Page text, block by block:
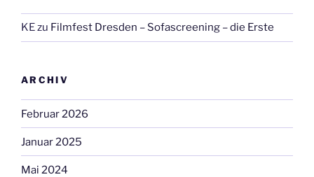
KEzu Filmfest Dresden – Sofascreening – die Erste
ARCHIV
Februar 2026
Januar 2025
Mai 2024